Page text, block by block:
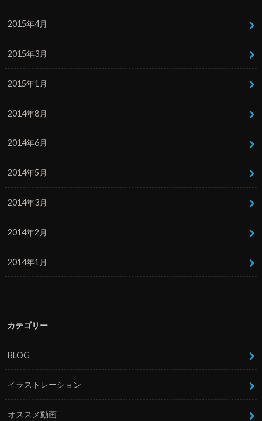
2015年4月
2015年3月
2015年1月
2014年8月
2014年6月
2014年5月
2014年3月
2014年2月
2014年1月
カテゴリー
BLOG
イラストレーション
オススメ動画